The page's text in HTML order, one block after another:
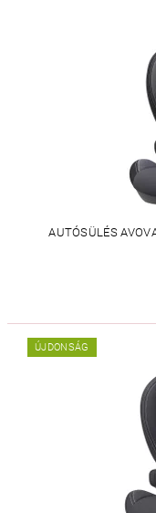
AUTÓSÜLÉS
ÚJDONSÁG